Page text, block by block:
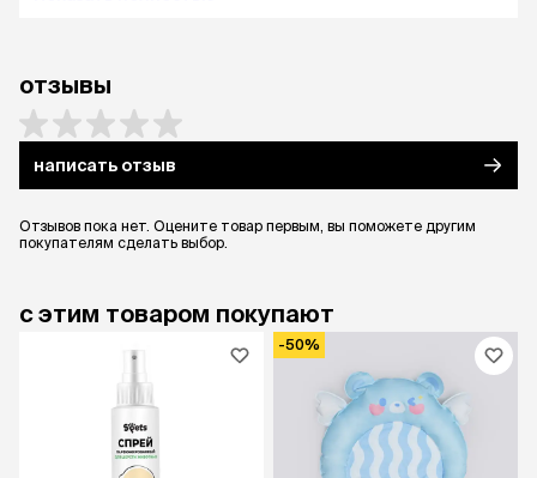
отзывы
написать отзыв
Отзывов пока нет. Оцените товар первым, вы поможете другим
покупателям сделать выбор.
с этим товаром покупают
-50%